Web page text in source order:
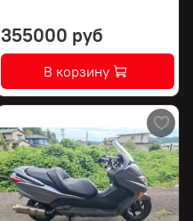
355000 руб
В корзину